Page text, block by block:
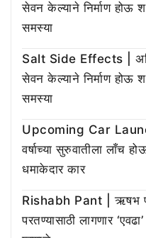
सेवन केल्याने निर्माण होऊ
समस्या
Salt Side Effects |
सेवन केल्याने निर्माण होऊ
समस्या
Upcoming Car
वर्षाच्या सुरुवातीला लाँच
धमाकेदार कार
Rishabh Pant | ऋषभ
परतण्यासाठी लागणार